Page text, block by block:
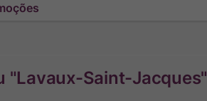
"Lavaux-Saint-Jacques"